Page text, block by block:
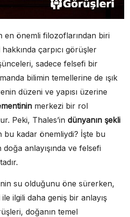
en önemli filozoflarından biri
hakkında çarpıcı görüşler
sadece felsefi bir
bilimin temellerine de ışık
düzeni ve yapısı üzerine
merkezi bir rol
Peki, Thales’in dünyanın şekli
bu kadar önemliydi? İşte bu
anlayışında ve felsefi
su olduğunu öne sürerken,
ile ilgili daha geniş bir anlayış
doğanın temel